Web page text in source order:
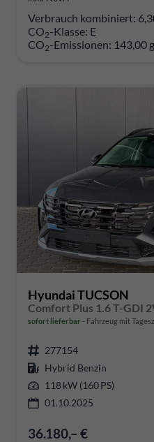
Verbrauch kombiniert:
CO2-Klasse: E
CO2-Emissionen: 143,00
Hyundai TUCSON
sofort lieferbar Fahrzeug mit
277154
Hybrid Benzin
118 kW (160 PS)
01.10.2025
36.180,– €